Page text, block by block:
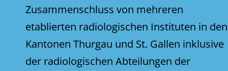
Zusammenschluss von mehreren
etablierten radiologischen Instituten in den
Kantonen Thurgau und St. Gallen inklusive
der radiologischen Abteilungen der